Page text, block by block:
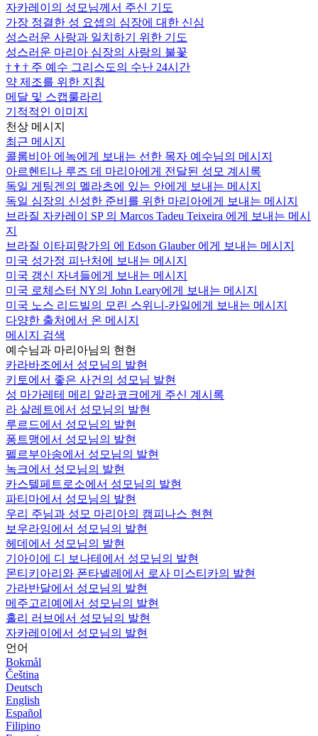
자카레이의 성모님께서 주신 기도
가장 정결한 성 요셉의 심장에 대한 신심
성스러운 사랑과 일치하기 위한 기도
성스러운 마리아 심장의 사랑의 불꽃
† † † 주 예수 그리스도의 수난 24시간
약 제조를 위한 지침
메달 및 스캡룰라리
기적적인 이미지
천상 메시지
최근 메시지
콜롬비아 에녹에게 보내는 선한 목자 예수님의 메시지
아르헨티나 루즈 데 마리아에게 전달된 성모 계시록
독일 게팅겐의 멜라츠에 있는 안에게 보내는 메시지
독일 심장의 신성한 준비를 위한 마리아에게 보내는 메시지
브라질 자카레이 SP 의 Marcos Tadeu Teixeira 에게 보내는 메시
지
브라질 이타피랑가의 에 Edson Glauber 에게 보내는 메시지
미국 성가정 피난처에 보내는 메시지
미국 갱신 자녀들에게 보내는 메시지
미국 로체스터 NY의 John Leary에게 보내는 메시지
미국 노스 리드빌의 모린 스위니-카일에게 보내는 메시지
다양한 출처에서 온 메시지
메시지 검색
예수님과 마리아님의 현현
카라바조에서 성모님의 발현
키토에서 좋은 사건의 성모님 발현
성 마가레테 메리 알라코크에게 주신 계시록
라 살레트에서 성모님의 발현
루르드에서 성모님의 발현
퐁트맹에서 성모님의 발현
펠르부아송에서 성모님의 발현
녹크에서 성모님의 발현
카스텔페트로소에서 성모님의 발현
파티마에서 성모님의 발현
우리 주님과 성모 마리아의 캠피나스 현현
보우라잉에서 성모님의 발현
헤데에서 성모님의 발현
기아이에 디 보나테에서 성모님의 발현
몬티키아리와 폰타넬레에서 로사 미스티카의 발현
가라반달에서 성모님의 발현
메주고리예에서 성모님의 발현
홀리 러브에서 성모님의 발현
자카레이에서 성모님의 발현
언어
Bokmål
Čeština
Deutsch
English
Español
Filipino